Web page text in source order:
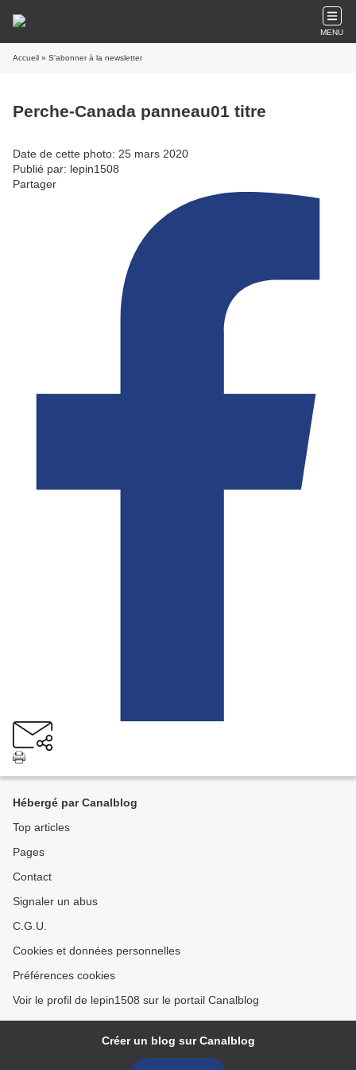
MENU
Accueil » S'abonner à la newsletter
Perche-Canada panneau01 titre
Date de cette photo: 25 mars 2020
Publié par: lepin1508
Partager
Hébergé par Canalblog
Top articles
Pages
Contact
Signaler un abus
C.G.U.
Cookies et données personnelles
Préférences cookies
Voir le profil de lepin1508 sur le portail Canalblog
Créer un blog sur Canalblog